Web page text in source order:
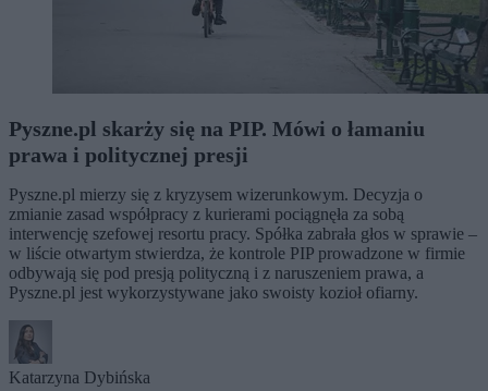
Pyszne.pl skarży się na PIP. Mówi o łamaniu
prawa i politycznej presji
Pyszne.pl mierzy się z kryzysem wizerunkowym. Decyzja o
zmianie zasad współpracy z kurierami pociągnęła za sobą
interwencję szefowej resortu pracy. Spółka zabrała głos w sprawie –
w liście otwartym stwierdza, że kontrole PIP prowadzone w firmie
odbywają się pod presją polityczną i z naruszeniem prawa, a
Pyszne.pl jest wykorzystywane jako swoisty kozioł ofiarny.
Katarzyna Dybińska